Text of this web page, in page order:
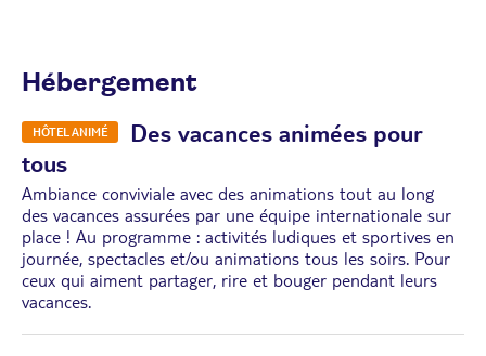
Hébergement
HÔTEL ANIMÉ
Des vacances animées pour
tous
Ambiance conviviale avec des animations tout au long
des vacances assurées par une équipe internationale sur
place ! Au programme : activités ludiques et sportives en
journée, spectacles et/ou animations tous les soirs. Pour
ceux qui aiment partager, rire et bouger pendant leurs
vacances.